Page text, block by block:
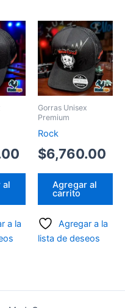
al
a la
Gorras Unisex
Premium
Rock
$6,760.00
Agregar al
carrito
Agregar a la
lista de deseos